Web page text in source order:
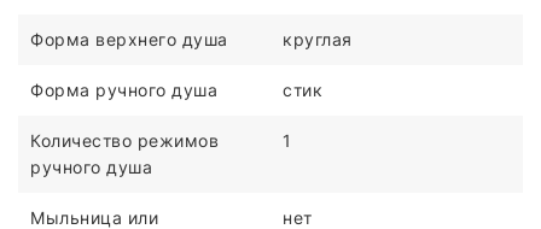
Форма верхнего душа круглая
Форма ручного душа стик
Количество режимов
ручного душа
1
Мыльница или
нет